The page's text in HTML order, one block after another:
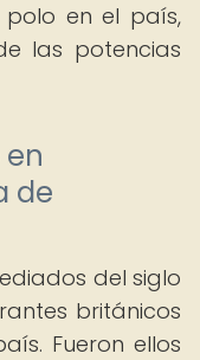
en el país,
las potencias
de
del siglo
británicos
Fueron ellos